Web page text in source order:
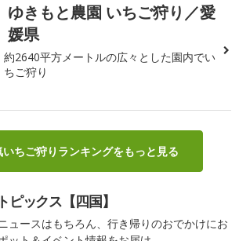
ゆきもと農園 いちご狩り／愛
媛県
約2640平方メートルの広々とした園内でい
ちご狩り
ちご狩りランキングをもっと見る
ピックス【四国】
ュースはもちろん、行き帰りのおでかけにお